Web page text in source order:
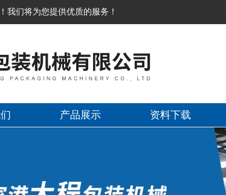
我们将为您提供优质的服务！
产品展示 资料下载